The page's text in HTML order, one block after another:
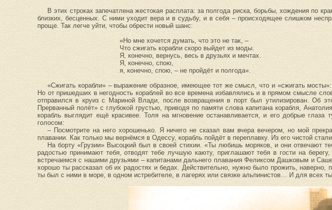
В этих строках запечатлена жестокая расплата: за полгода риска, борьбы, хождения по
близких, бесценных. С ними уходит вера и в судьбу, и в себя – происходящее слишком
проще. Так легче уйти, чтобы обрести новый шанс:
«Но мне хочется думать, что это не так, –
Что сжигать корабли скоро выйдет из моды.
Я, конечно, вернусь, весь в друзьях и мечтах.
Я, конечно, спою,
я, конечно, спою, – не пройдёт и полгода».
«Сжигать корабли» – выражение образное, имеющее тот же смысл, что и «сжигать
Но от пришедших в негодность кораблей во все времена избавлялись и в прямом смысле
отправился в круиз с Мариной Влади, после возвращения в порт был утилизирован. Об
Прерванный полёт» с глубокой грустью, приводя по памяти слова капитана корабля,
корабль выглядит ещё красивее. Толя на мгновение останавливается, и его добрые
голосом:
– Посмотрите на него хорошенько. Я ничего не сказал вам вчера вечером, но мой
плавании. Как только мы вернёмся в Одессу, корабль пойдёт в переплавку. Из его чистой
На борту «Грузии» Высоцкий был в своей стихии. «Ты любишь моряков, и они отвечают
радостью принимают тебя, отводят тебе лучшую каюту, приглашают тебя в гости на
встречаемся с нашими друзьями – капитанами дальнего плавания Феликсом Дашковым и
хорошо ты рассказал об их радостях и бедах. Действительно, нужно было прожить,
ты был с ними в море, в одном истребителе, в лагерях или связке альпинистов… И для всех ты